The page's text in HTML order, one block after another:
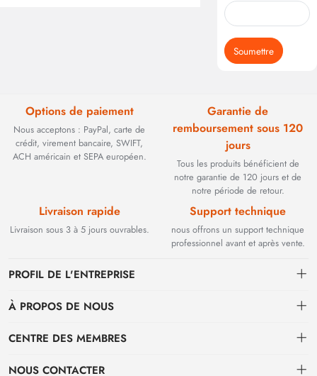
Soumettre
Options de paiement
Nous acceptons : PayPal, carte de
crédit, virement bancaire, SWIFT,
ACH américain et SEPA européen.
Garantie de
remboursement sous 120
jours
Tous les produits bénéficient de
notre garantie de 120 jours et de
notre période de retour.
Livraison rapide
Livraison sous 3 à 5 jours ouvrables.
Support technique
nous offrons un support technique
professionnel avant et après vente.
PROFIL DE L'ENTREPRISE
Fondée en 2002, BEYOND TECHNOLOGY INTERNATIONAL LIMITED
performance. Face à l'évolution des réseaux industriels, nous avons
À PROPOS DE NOUS
Contact
CENTRE DES MEMBRES
centre personnel
NOUS CONTACTER